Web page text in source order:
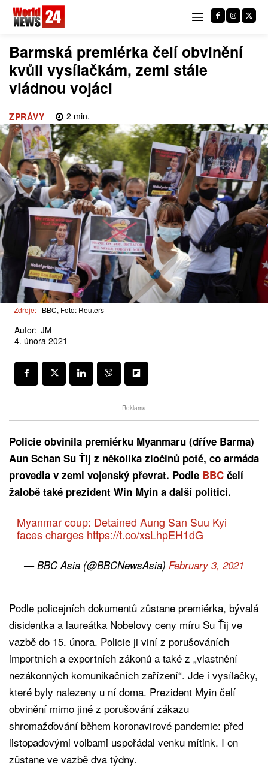
Barmská premiérka čelí obvinění
kvůli vysílačkám, zemi stále
vládnou vojáci
ZPRÁVY 2 min.
Zdroje: BBC, Foto: Reuters
Autor: JM
4. února 2021
Reklama
Policie obvinila premiérku Myanmaru (dříve Barma)
Aun Schan Su Ťij z několika zločinů poté, co armáda
provedla v zemi vojenský převrat. Podle BBC čelí
žalobě také prezident Win Myin a další politici.
Myanmar coup: Detained Aung San Suu Kyi
faces charges https://t.co/xsLhpEH1dG
— BBC Asia (@BBCNewsAsia) February 3, 2021
Podle policejních dokumentů zůstane premiérka, bývalá
disidentka a laureátka Nobelovy ceny míru Su Ťij ve
vazbě do 15. února. Policie ji viní z porušováních
importních a exportních zákonů a také z „vlastnění
nezákonných komunikačních zařízení“. Jde i vysílačky,
které byly nalezeny u ní doma. Prezident Myin čelí
obvinění mimo jiné z porušování zákazu
shromažďování během koronavirové pandemie: před
listopadovými volbami uspořádal venku mítink. I on
zůstane ve vazbě dva týdny.